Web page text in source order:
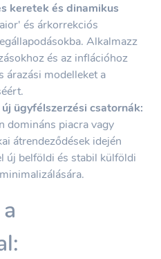
keretek és dinamikus
és árkorrekciós
Alkalmazz
és az inflációhoz
árazási modelleket a
ügyfélszerzési csatornák:
domináns piacra vagy
átrendeződések idején
új belföldi és stabil külföldi